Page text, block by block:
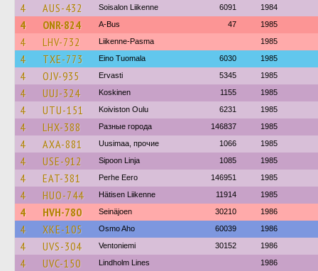
4 AUS-432 Soisalon Liikenne 6091 1984
4 ONR-824 A-Bus 47 1985
4 LHV-732 Liikenne-Pasma 1985
4 TXE-773 Eino Tuomala 6030 1985
4 OJV-935 Ervasti 5345 1985
4 UUJ-324 Koskinen 1155 1985
4 UTU-151 Koiviston Oulu 6231 1985
4 LHX-388 Разные города 146837 1985
4 AXA-881 Uusimaa, прочие 1066 1985
4 USE-912 Sipoon Linja 1085 1985
4 EAT-381 Perhe Eero 146951 1985
4 HUO-744 Hätisen Liikenne 11914 1985
4 HVH-780 Seinäjoen 30210 1986
4 XKE-105 Osmo Aho 60039 1986
4 UVS-304 Ventoniemi 30152 1986
4 UVC-150 Lindholm Lines 1986